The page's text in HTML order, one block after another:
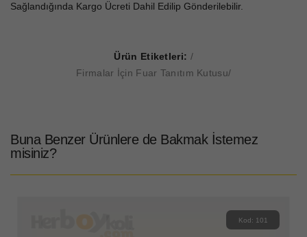
Sağlandığında Kargo Ücreti Dahil Edilip Gönderilebilir.
Ürün Etiketleri:
Firmalar İçin Fuar Tanıtım Kutusu
Buna Benzer Ürünlere de Bakmak İstemez
misiniz?
Kod: 101